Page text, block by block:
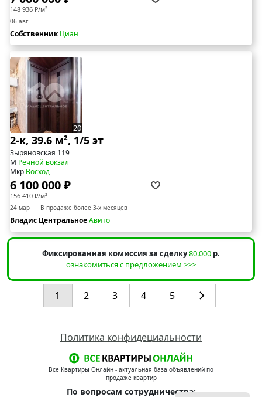
148 936 ₽/м²
06 авг
СобственникЦиан
20
2-к, 39.6 м², 1/5 эт
Зыряновская 119
М Речной вокзал
Мкр Восход
6 100 000 ₽
156 410 ₽/м²
24 мар В продаже более 3-х месяцев
Владис ЦентральноеАвито
Фиксированная комиссия за сделку80.000 р.
ознакомиться с предложением >>>
1 2 3 4 5
Политика конфидециальности
Все Квартиры Онлайн - актуальная база объявлений по
продаже квартир
По вопросам сотрудничества: